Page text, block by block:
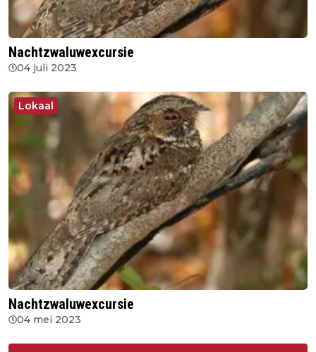
Nachtzwaluwexcursie
04 juli 2023
Lokaal
Nachtzwaluwexcursie
04 mei 2023